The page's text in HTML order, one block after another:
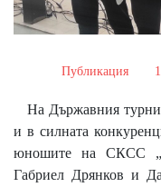
Публикация
На Държавния
и в силната
юношите на СКСС
Габриел Дрянков и